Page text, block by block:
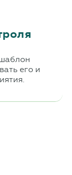
его и